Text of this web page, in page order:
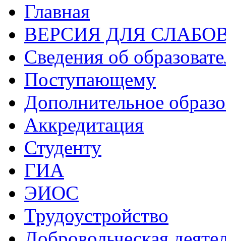
Главная
ВЕРСИЯ ДЛЯ
Сведения об
Поступающему
Дополнительное
Аккредитация
Студенту
ГИА
ЭИОС
Трудоустройство